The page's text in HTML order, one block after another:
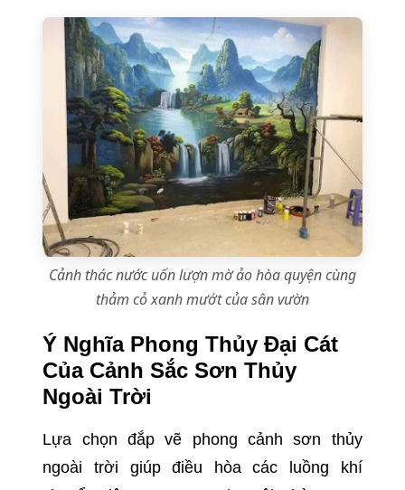
Cảnh thác nước uốn lượn mờ ảo hòa quyện cùng
thảm cỏ xanh mướt của sân vườn
Ý Nghĩa Phong Thủy Đại Cát
Của Cảnh Sắc Sơn Thủy
Ngoài Trời
Lựa chọn đắp vẽ phong cảnh sơn thủy
ngoài trời giúp điều hòa các luồng khí